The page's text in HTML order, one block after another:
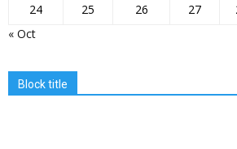
24
25 26 27
« Oct
Block title